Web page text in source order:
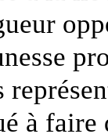
à faire